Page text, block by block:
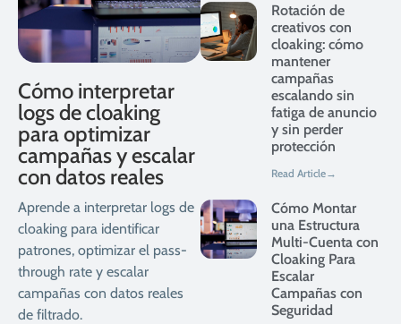
Cómo interpretar
logs de cloaking
para optimizar
campañas y escalar
con datos reales
Aprende a interpretar logs de
cloaking para identificar
patrones, optimizar el pass-
through rate y escalar
campañas con datos reales
de filtrado.
Rotación de
creativos con
cloaking: cómo
mantener
campañas
escalando sin
fatiga de anuncio
y sin perder
protección
Read Article→
Cómo Montar
una Estructura
Multi-Cuenta con
Cloaking Para
Escalar
Campañas con
Seguridad